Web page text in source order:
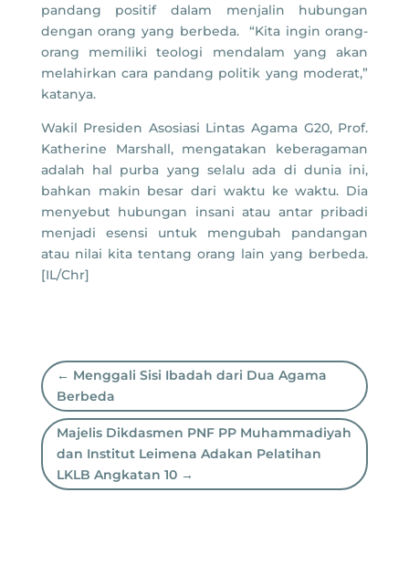
pandang positif dalam menjalin hubungan
dengan orang yang berbeda. “Kita ingin orang-
orang memiliki teologi mendalam yang akan
melahirkan cara pandang politik yang moderat,”
katanya.
Wakil Presiden Asosiasi Lintas Agama G20, Prof.
Katherine Marshall, mengatakan keberagaman
adalah hal purba yang selalu ada di dunia ini,
bahkan makin besar dari waktu ke waktu. Dia
menyebut hubungan insani atau antar pribadi
menjadi esensi untuk mengubah pandangan
atau nilai kita tentang orang lain yang berbeda.
[IL/Chr]
← Menggali Sisi Ibadah dari Dua Agama
Berbeda
Majelis Dikdasmen PNF PP Muhammadiyah
dan Institut Leimena Adakan Pelatihan
LKLB Angkatan 10→